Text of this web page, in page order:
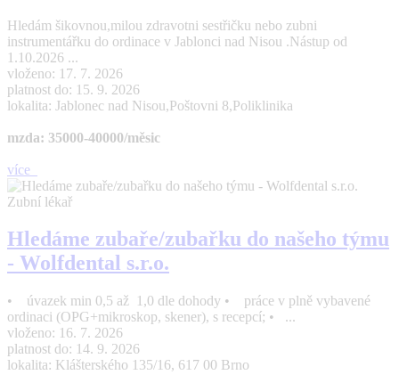
Hledám šikovnou,milou zdravotni sestřičku nebo zubni
instrumentářku do ordinace v Jablonci nad Nisou .Nástup od
1.10.2026 ...
vloženo: 17. 7. 2026
platnost do: 15. 9. 2026
lokalita: Jablonec nad Nisou,Poštovni 8,Poliklinika
mzda: 35000-40000/měsic
více
Zubní lékař
Hledáme zubaře/zubařku do našeho týmu
- Wolfdental s.r.o.
• úvazek min 0,5 až 1,0 dle dohody • práce v plně vybavené
ordinaci (OPG+mikroskop, skener), s recepcí; • ...
vloženo: 16. 7. 2026
platnost do: 14. 9. 2026
lokalita: Klášterského 135/16, 617 00 Brno